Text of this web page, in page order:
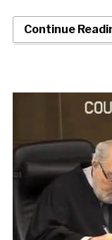
Continue